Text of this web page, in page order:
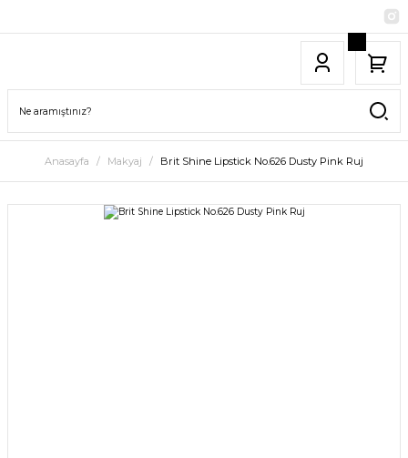
Anasayfa Makyaj Brit Shine Lipstick No.626 Dusty Pink Ruj